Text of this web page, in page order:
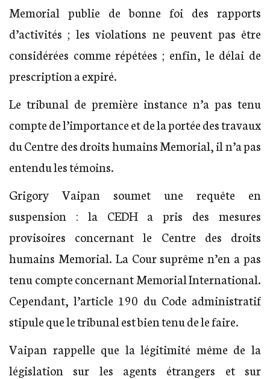
Memorial publie de bonne foi des rapports
d’activités ; les violations ne peuvent pas être
considérées comme répétées ; enfin, le délai de
prescription a expiré.
Le tribunal de première instance n’a pas tenu
compte de l’importance et de la portée des travaux
du Centre des droits humains Memorial, il n’a pas
entendu les témoins.
Grigory Vaipan soumet une requête en
suspension : la CEDH a pris des mesures
provisoires concernant le Centre des droits
humains Memorial. La Cour suprême n’en a pas
tenu compte concernant Memorial International.
Cependant, l’article 190 du Code administratif
stipule que le tribunal est bien tenu de le faire.
Vaipan rappelle que la légitimité même de la
législation sur les agents étrangers et sur